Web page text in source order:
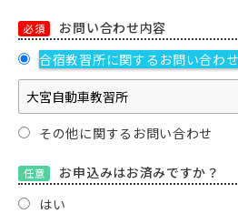
必須
お問い合わせ内容
合宿教習所に関するお問い合わせ
その他に関するお問い合わせ
任意
お申込みはお済みですか？
はい